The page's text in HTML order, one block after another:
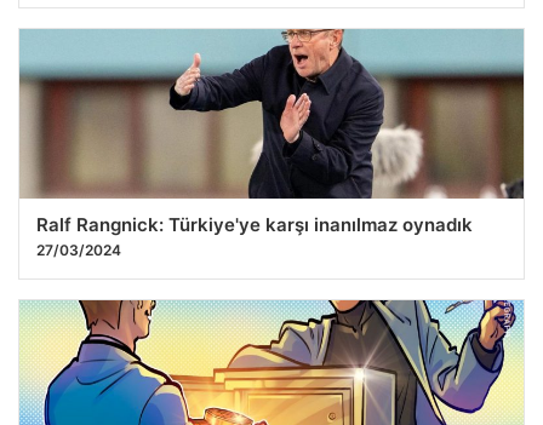
Ralf Rangnick: Türkiye'ye karşı inanılmaz oynadık
27/03/2024